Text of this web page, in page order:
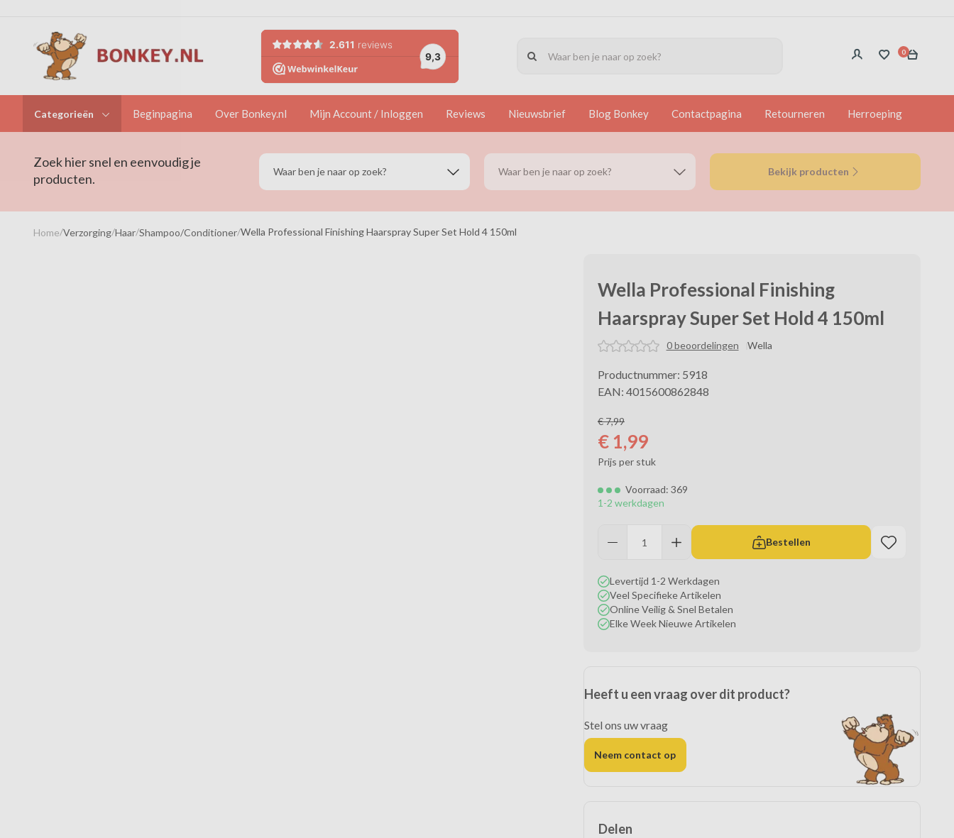
0
Categorieën Beginpagina Over Bonkey.nl Mijn Account / Inloggen Reviews Nieuwsbrief Blog Bonkey Contactpagina Retourneren Herroeping
Zoek hier snel en eenvoudig je
producten.
Bekijk producten
Home/Verzorging/Haar/Shampoo/Conditioner/Wella Professional Finishing Haarspray Super Set Hold 4 150ml
Wella Professional Finishing
Haarspray Super Set Hold 4 150ml
0 beoordelingen Wella
Productnummer: 5918
EAN: 4015600862848
€7,99
€ 1,99
Prijs per stuk
Voorraad: 369
1-2 werkdagen
Bestellen
Levertijd 1-2 Werkdagen
Veel Specifieke Artikelen
Online Veilig & Snel Betalen
Elke Week Nieuwe Artikelen
Heeft u een vraag over dit product?
Stel ons uw vraag
Neem contact op
Delen